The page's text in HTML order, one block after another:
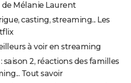
Mélanie Laurent
casting, streaming... Les
à voir en streaming
saison 2, réactions des familles
Tout savoir